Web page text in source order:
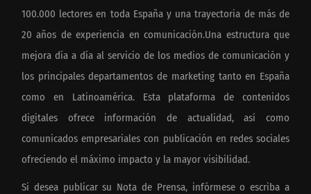
100.000 lectores en toda España y una trayectoria de más de
20 años de experiencia en comunicación.Una estructura que
mejora día a día al servicio de los medios de comunicación y
los principales departamentos de marketing tanto en España
como en Latinoamérica. Esta plataforma de contenidos
digitales ofrece información de actualidad, así como
comunicados empresariales con publicación en redes sociales
ofreciendo el máximo impacto y la mayor visibilidad.
Si desea publicar su Nota de Prensa, infórmese o escriba a